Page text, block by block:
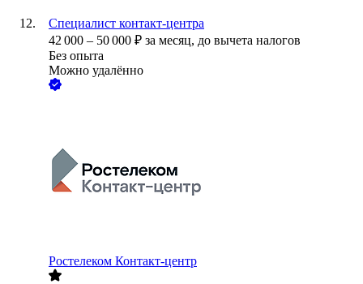
Специалист контакт-центра
42 000 – 50 000 ₽ за месяц, до вычета налогов
Без опыта
Можно удалённо
Ростелеком Контакт-центр